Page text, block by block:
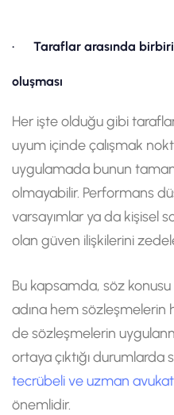
· Taraflar arasında
oluşması
Her işte olduğu gibi
uyum içinde çalışmak
uygulamada bunun
olmayabilir. Performans
varsayımlar ya da kişisel
olan güven ilişkilerini
Bu kapsamda, söz
adına hem sözleşmelerin
de sözleşmelerin
ortaya çıktığı
tecrübeli ve uzman
önemlidir.